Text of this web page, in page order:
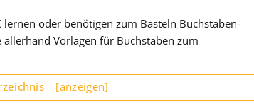
oder benötigen zum Basteln Buchstaben-
Vorlagen für Buchstaben zum
[anzeigen]